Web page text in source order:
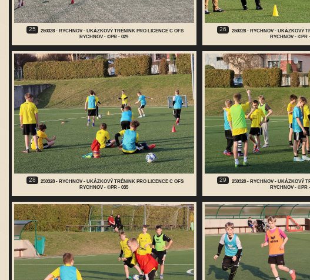
25
250328 - RYCHNOV - UKÁZKOVÝ TRÉNINK PRO LICENCE C OFS
RYCHNOV - ©PR - 029
26
250328 - RYCHNOV - UKÁZKOVÝ
RYCHNOV - ©PR
28
250328 - RYCHNOV - UKÁZKOVÝ TRÉNINK PRO LICENCE C OFS
RYCHNOV - ©PR - 035
29
250328 - RYCHNOV - UKÁZKOVÝ
RYCHNOV - ©PR